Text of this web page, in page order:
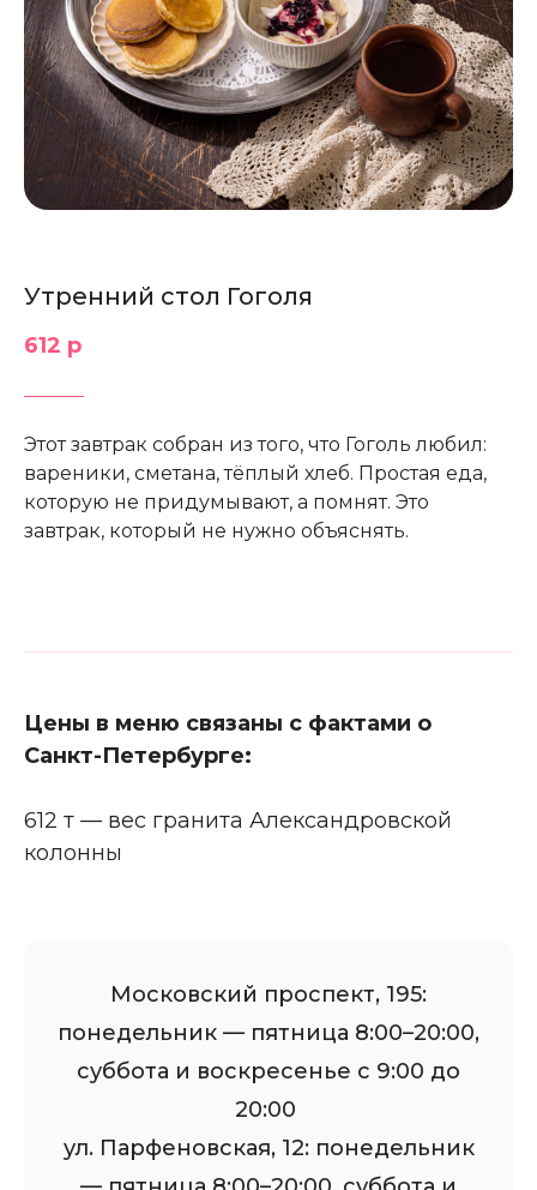
Утренний стол Гоголя
612 р
Этот завтрак собран из того, что Гоголь любил:
вареники, сметана, тёплый хлеб. Простая еда,
которую не придумывают, а помнят. Это
завтрак, который не нужно объяснять.
Цены в меню связаны с фактами о
Санкт-Петербурге:
612 т — вес гранита Александровской
колонны
Московский проспект, 195:
понедельник — пятница 8:00–20:00,
суббота и воскресенье с 9:00 до
20:00
ул. Парфеновская, 12: понедельник